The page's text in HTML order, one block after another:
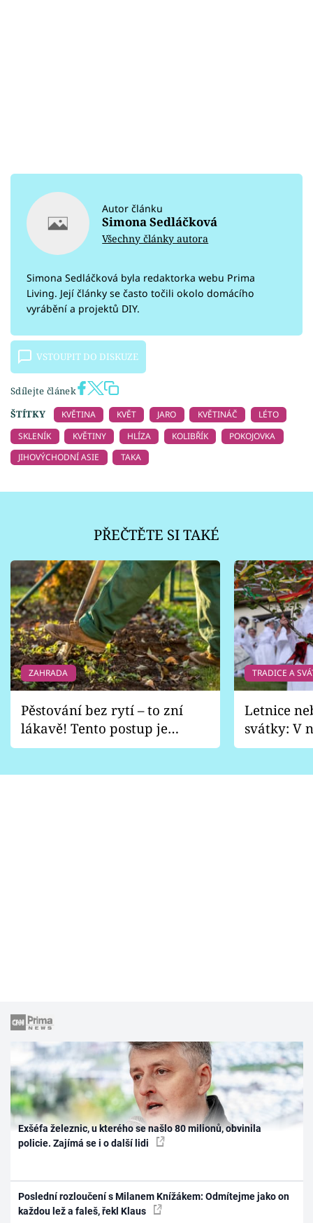
Autor článku
Simona Sedláčková
Všechny články autora
Simona Sedláčková byla redaktorka webu Prima
Living. Její články se často točili okolo domácího
vyrábění a projektů DIY.
VSTOUPIT DO DISKUZE
Sdílejte článek
ŠTÍTKY
KVĚTINA KVĚT JARO KVĚTINÁČ
LÉTO
SKLENÍK
KVĚTINY HLÍZA KOLIBŘÍK
POKOJOVKA
JIHOVÝCHODNÍ ASIE
TAKA
PŘEČTĚTE SI TAKÉ
ZAHRADA
Pěstování bez rytí – to zní
lákavě! Tento postup je
vhodný jen pro některé
TRADICE A
Letnice
svátky: V
pondělí
Exšéfa železnic, u kterého se našlo 80 milionů, obvinila
policie. Zajímá se i o další lidi
Poslední rozloučení s Milanem Knížákem: Odmítejme jako on
každou lež a faleš, řekl Klaus